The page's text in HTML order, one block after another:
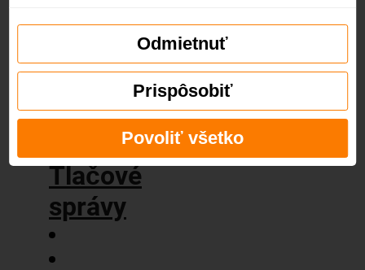
hodnoty
Tlačové
správy
Odmietnuť
Prispôsobiť
Povoliť všetko